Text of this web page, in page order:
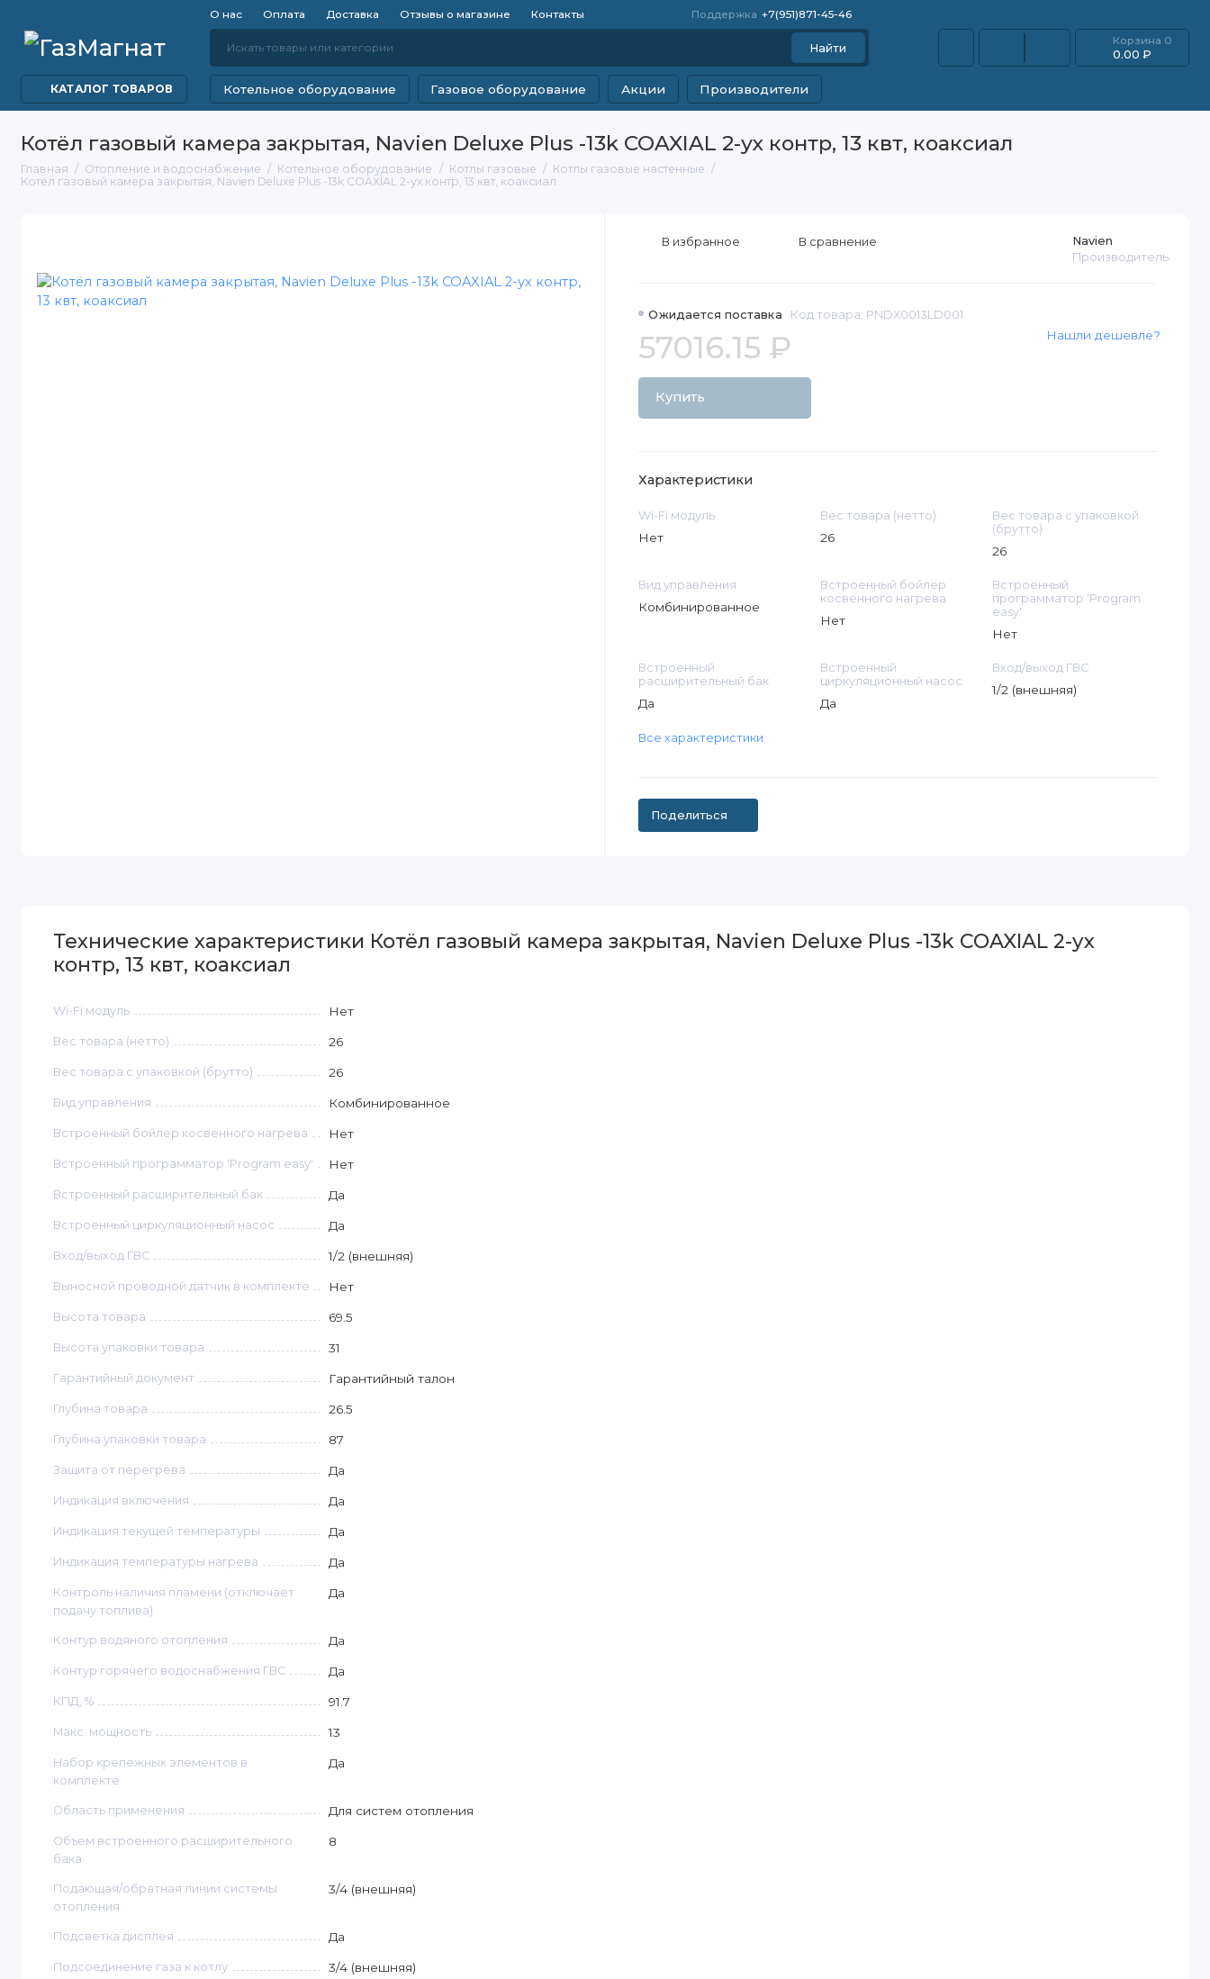
О нас Оплата Доставка Отзывы о магазине Контакты Поддержка +7(951)871-45-46
Найти
Корзина 0
0.00 ₽
КАТАЛОГ ТОВАРОВ Котельное оборудование Газовое оборудование Акции Производители
Котёл газовый камера закрытая, Navien Deluxe Plus -13k COAXIAL 2-ух контр, 13 квт, коаксиал
Главная Отопление и водоснабжение Котельное оборудование Котлы газовые
Котлы газовые настенные
Котёл газовый камера закрытая, Navien Deluxe Plus -13k COAXIAL 2-ух контр, 13 квт, коаксиал
Ожидается поставка Код товара: PNDX0013LD001
Navien
Производитель
57016.15 ₽
Купить
Нашли дешевле?
В избранное В сравнение
Характеристики
Wi-Fi модуль
Нет
Вес товара (нетто)
26
Вес товара с упаковкой
(брутто)
26
Вид управления
Комбинированное
Встроенный бойлер
косвенного нагрева
Нет
Встроенный
программатор 'Program
easy'
Нет
Встроенный
расширительный бак
Да
Встроенный
циркуляционный насос
Да
Вход/выход ГВС
1/2 (внешняя)
Все характеристики
Поделиться
Технические характеристики Котёл газовый камера закрытая, Navien Deluxe Plus -13k COAXIAL 2-ух
контр, 13 квт, коаксиал
Wi-Fi модуль Нет
Вес товара (нетто) 26
Вес товара с упаковкой (брутто) 26
Вид управления Комбинированное
Встроенный бойлер косвенного нагрева Нет
Встроенный программатор 'Program easy' Нет
Встроенный расширительный бак Да
Встроенный циркуляционный насос Да
Вход/выход ГВС 1/2 (внешняя)
Выносной проводной датчик в комплекте Нет
Высота товара 69.5
Высота упаковки товара 31
Гарантийный документ Гарантийный талон
Глубина товара 26.5
Глубина упаковки товара 87
Защита от перегрева Да
Индикация включения Да
Индикация текущей температуры Да
Индикация температуры нагрева Да
Контроль наличия пламени (отключает
подачу топлива)
Да
Контур водяного отопления Да
Контур горячего водоснабжения ГВС Да
КПД, % 91.7
Макс. мощность 13
Набор крепежных элементов в
комплекте
Да
Область применения Для систем отопления
Объем встроенного расширительного
бака
8
Подающая/обратная линии системы
отопления
3/4 (внешняя)
Подсветка дисплея Да
Подсоединение газа к котлу 3/4 (внешняя)